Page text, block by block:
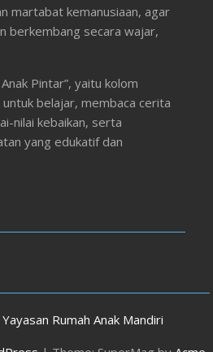
martabat kemanusiaan, agar
berkembang secara wajar,
Pintar”, yaitu kolom
untuk belajar, membaca cerita
nilai kebaikan, serta
yang edukatif dan
Rumah Anak Mandiri